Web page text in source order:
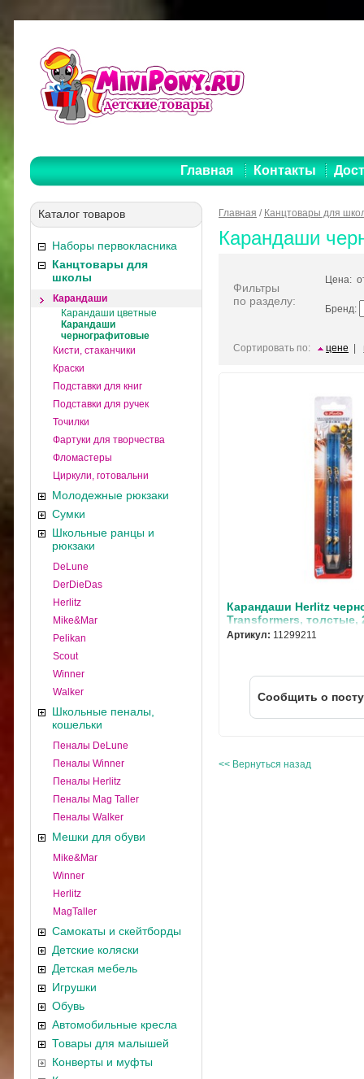
Главная Контакты
Каталог товаров
Наборы первокласника
Канцтовары для
школы
Карандаши
Карандаши цветные
Карандаши
чернографитовые
Кисти, стаканчики
Краски
Подставки для книг
Подставки для ручек
Точилки
Фартуки для творчества
Фломастеры
Циркули, готовальни
Молодежные рюкзаки
Сумки
Школьные ранцы и
рюкзаки
DeLune
DerDieDas
Herlitz
Mike&Mar
Pelikan
Scout
Winner
Walker
Школьные пеналы,
кошельки
Пеналы DeLune
Пеналы Winner
Пеналы Herlitz
Пеналы Mag Taller
Пеналы Walker
Мешки для обуви
Mike&Mar
Winner
Herlitz
MagTaller
Самокаты и скейтборды
Детские коляски
Детская мебель
Игрушки
Обувь
Автомобильные кресла
Товары для малышей
Конверты и муфты
Главная / Канцтовары для
Карандаши
Фильтры
по разделу:
Цена:
Бренд:
Сортировать по: цене
Карандаши Herlitz
Transformers, толстые,
блистер
Артикул: 11299211
Cообщить о
<< Вернуться назад